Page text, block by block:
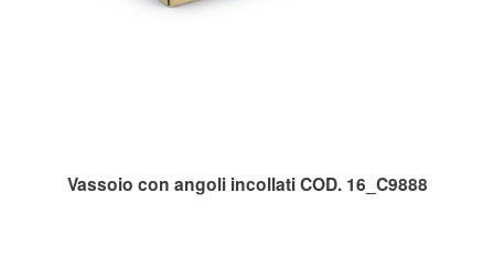
Vassoio con angoli incollati COD. 16_C9888